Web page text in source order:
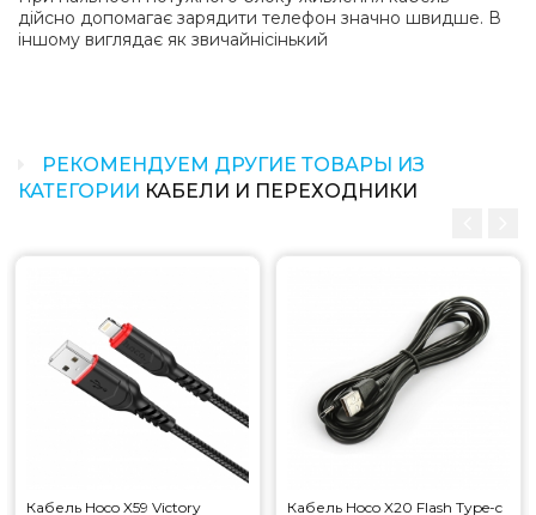
дійсно допомагає зарядити телефон значно швидше. В
іншому виглядає як звичайнісінький
РЕКОМЕНДУЕМ ДРУГИЕ ТОВАРЫ ИЗ
КАТЕГОРИИ КАБЕЛИ И ПЕРЕХОДНИКИ
Кабель Hoco X59 Victory
Кабель Hoco X20 Flash Type-c